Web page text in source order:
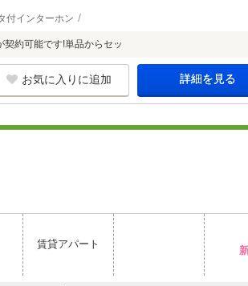
付インターホン
約可能です!単品からセッ
お気に入りに追加 詳細を見る
賃貸アパート